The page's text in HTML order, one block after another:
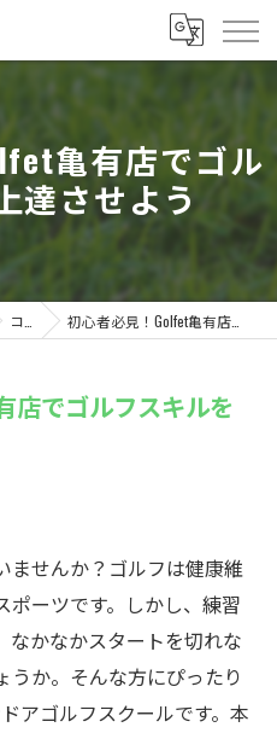
亀有店でゴル
達させよう
コラム 初心者必見！Golfet亀有店でゴルフスキルを上達させよう
店でゴルフスキルを
ませんか？ゴルフは健康維
ーツです。しかし、練習
なかなかスタートを切れな
うか。そんな方にぴったり
アゴルフスクールです。本